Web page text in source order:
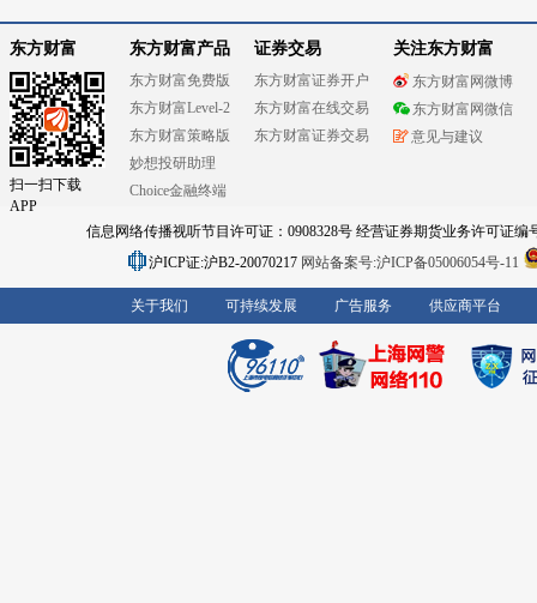
东方财富
扫一扫下载
APP
东方财富产品
东方财富免费版
东方财富Level-2
东方财富策略版
妙想投研助理
Choice金融终端
证券交易
东方财富证券开户
东方财富在线交易
东方财富证券交易
关注东方财富
东方财富网微博
东方财富网微信
意见与建议
信息网络传播视听节目许可证：0908328号 经营证券期货业务许可证编
沪ICP证:沪B2-20070217 网站备案号:沪ICP备05006054号-11
关于我们 可持续发展 广告服务 供应商平台